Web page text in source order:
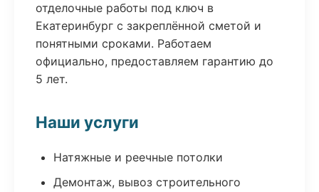
отделочные работы под ключ в
Екатеринбург с закреплённой сметой и
понятными сроками. Работаем
официально, предоставляем гарантию до
5 лет.
Наши услуги
Натяжные и реечные потолки
Демонтаж, вывоз строительного